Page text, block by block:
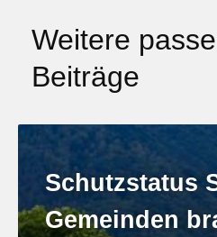
Weitere
Beiträge
Schutzstatus
Gemeinden